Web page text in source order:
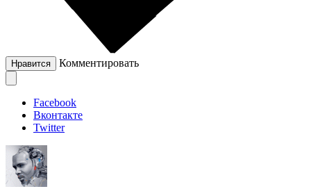
Нравится Комментировать
Facebook
Вконтакте
Twitter